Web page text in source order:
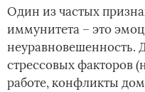
Один из частых
иммунитета – это
неуравновешенность.
стрессовых факторов
работе, конфликты